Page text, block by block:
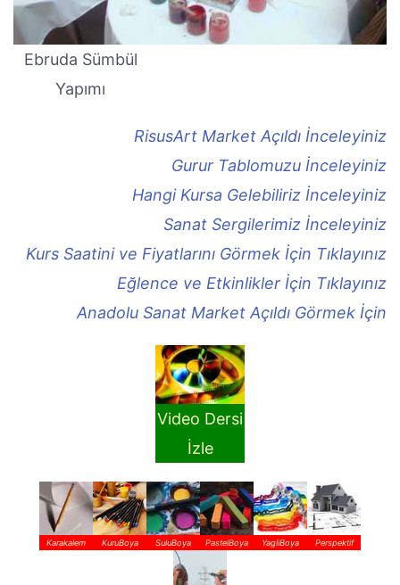
Ebruda Sümbül
Yapımı
RisusArt Market Açıldı İnceleyiniz
Gurur Tablomuzu İnceleyiniz
Hangi Kursa Gelebiliriz İnceleyiniz
Sanat Sergilerimiz İnceleyiniz
Kurs Saatini ve Fiyatlarını Görmek İçin Tıklayınız
Eğlence ve Etkinlikler İçin Tıklayınız
Anadolu Sanat Market Açıldı Görmek İçin
Video Dersi
İzle
Karakalem KuruBoya SuluBoya PastelBoya YagliBoya Perspektif